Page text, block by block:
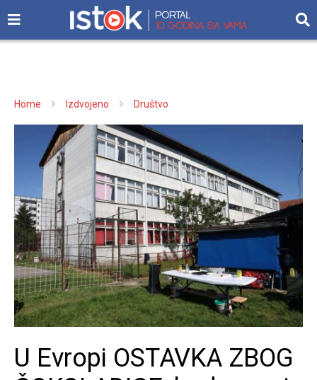
Home Izdvojeno Društvo
U Evropi OSTAVKA ZBOG